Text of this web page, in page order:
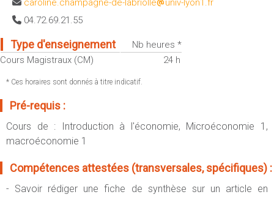
Sportives)
UFR FS (Chimie, Mathématique, Physique)
UFR Biosciences (Biologie, Biochimie)
GEP (Génie Electrique des Procédés - Département composante)
Informatique (Département Composante)
Fermer
OUTILS
Intranet des personnels
Messagerie
Stage et emploi
Portefeuille d'Expériences et
Fermer
caroline.champagne-de-labriolle
univ-lyon1.fr
04.72.69.21.55
Type d'enseignement
Nb heures *
Cours Magistraux (CM)
24 h
* Ces horaires sont donnés à titre indicatif.
Pré-requis :
Cours de : Introduction à l'économie, Microéconomie 1,
macroéconomie 1
Compétences attestées (transversales, spécifiques) :
- Savoir rédiger une fiche de synthèse sur un article en